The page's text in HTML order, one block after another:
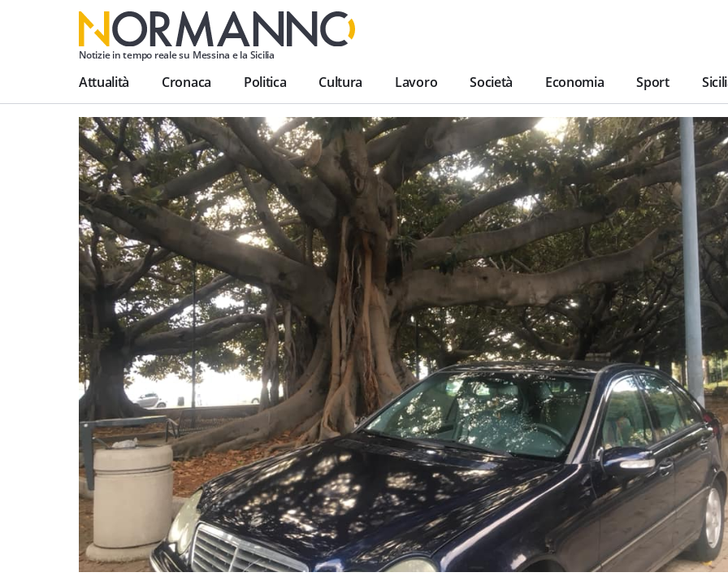
Notizie in tempo reale su Messina e la Sicilia
Attualità Cronaca Politica Cultura Lavoro Società Economia Sport